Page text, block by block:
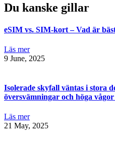
Du kanske gillar
eSIM vs. SIM-kort – Vad är
Läs mer
9 June, 2025
Isolerade skyfall väntas i stora
översvämningar och höga
Läs mer
21 May, 2025